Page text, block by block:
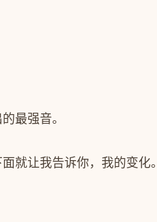
最强音。
面就让我告诉你，我的变化。